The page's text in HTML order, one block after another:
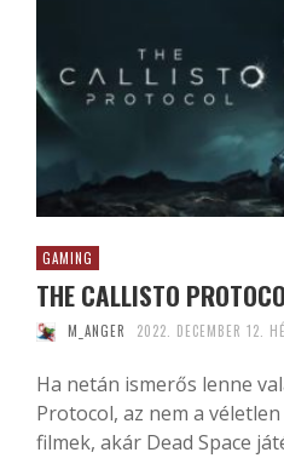
GAMING
THE CALLISTO
M_ANGER 2022. DECEMBER 12.
Ha netán ismerős lenne
Protocol, az nem a
filmek, akár Dead Space